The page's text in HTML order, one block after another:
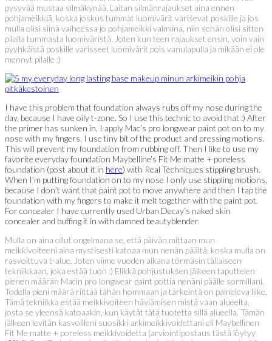
pysyvää mustaa silmäkynää. Laitan silmänrajaukset aina ennen
pohjameikkiä, koska joskus tummat luomivärit varisevat poskille ja jos
mulla olisi siinä vaiheessa jo pohjameikki valmiina, niin sehän olisi sitten
pilalla tummasta luomiväristä. Joten kun teen rajaukset ensin, voin vain
pyyhkäistä poskille varisseet luomivärit pois vanulapulla ja mikään ei ole
mennyt pilalle :)
I have this problem that foundation always rubs off my nose during the
day, because I have oily t-zone. So I use this technic to avoid that :) After
the primer has sunken in, I apply Mac’s pro longwear paint pot on to my
nose with my fingers. I use tiny bit of the product and pressing motions.
This will prevent my foundation from rubbing off. Then I like to use my
favorite everyday foundation Maybelline’s Fit Me matte + poreless
foundation (post about it in here) with Real Techniques stippling brush.
When I’m putting foundation on to my nose I only use stippling motions,
because I don’t want that paint pot to move anywhere and then I tap the
foundation with my fingers to make it melt together with the paint pot.
For concealer I have currently used Urban Decay’s naked skin
concealer and buffing it in with damned beautyblender.
Mulla on aina ollut ongelmana se, että päivän mittaan mun
meikkivoiteeni aina mystisesti katoaa mun nenän päältä, koska mulla on
rasvoittuva t-alue. Joten viime vuoden aikana törmäsin tällaiseen
tekniikkaan, joka estää tuon :) Elikkä pohjustuksen jälkeen taputtelen
pienen määrän Macin pro longwear paint pottia nenäni päälle sormillani.
Todella pieni määrä riittää tähän hommaan ja tärkeintä on paineleva liike.
Tämä tekniikka estää meikkivoiteen häviämisen mistä vaan alueelta,
josta se yleensä katoaakin, kun käytät tätä tuotetta sillä alueella. Tämän
jälkeen levitän kasvoilleni suosikki arkimeikkivoidettani eli Maybellinen
Fit Me matte + poreless meikkivoidetta (arviointipostaus tästä löytyy